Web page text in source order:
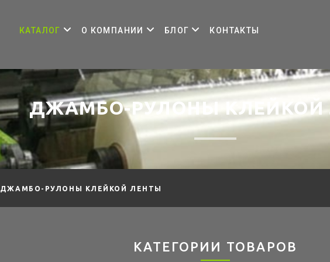
КАТАЛОГ О КОМПАНИИ БЛОГ КОНТАКТЫ
ДЖАМБО-РУЛОНЫ КЛЕЙКОЙ
ДЖАМБО-РУЛОНЫ КЛЕЙКОЙ ЛЕНТЫ
КАТЕГОРИИ ТОВАРОВ